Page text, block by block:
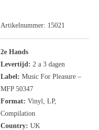
Artikelnummer: 15021
2e Hands
Levertijd: 2 a 3 dagen
Label: Music For Pleasure ‎–
MFP 50347
Format: Vinyl, LP,
Compilation
Country: UK